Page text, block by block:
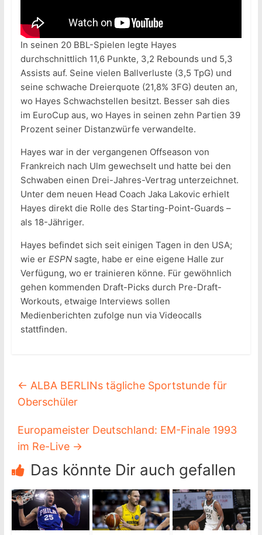
In seinen 20 BBL-Spielen legte Hayes
durchschnittlich 11,6 Punkte, 3,2 Rebounds und 5,3
Assists auf. Seine vielen Ballverluste (3,5 TpG) und
seine schwache Dreierquote (21,8% 3FG) deuten an,
wo Hayes Schwachstellen besitzt. Besser sah dies
im EuroCup aus, wo Hayes in seinen zehn Partien 39
Prozent seiner Distanzwürfe verwandelte.
Hayes war in der vergangenen Offseason von
Frankreich nach Ulm gewechselt und hatte bei den
Schwaben einen Drei-Jahres-Vertrag unterzeichnet.
Unter dem neuen Head Coach Jaka Lakovic erhielt
Hayes direkt die Rolle des Starting-Point-Guards –
als 18-Jähriger.
Hayes befindet sich seit einigen Tagen in den USA;
wie er ESPNsagte, habe er eine eigene Halle zur
Verfügung, wo er trainieren könne. Für gewöhnlich
gehen kommenden Draft-Picks durch Pre-Draft-
Workouts, etwaige Interviews sollen
Medienberichten zufolge nun via Videocalls
stattfinden.
← ALBA BERLINs tägliche Sportstunde für
Oberschüler
Europameister Deutschland: EM-Finale 1993
im Re-Live →
Das könnte Dir auch gefallen